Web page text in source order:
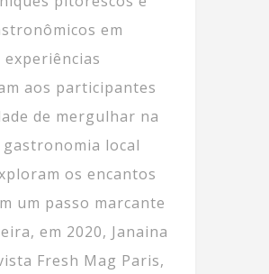
em
experiências
aos participantes
de mergulhar na
gastronomia local
os encantos
um passo marcante
em 2020, Janaina
Fresh Mag Paris,